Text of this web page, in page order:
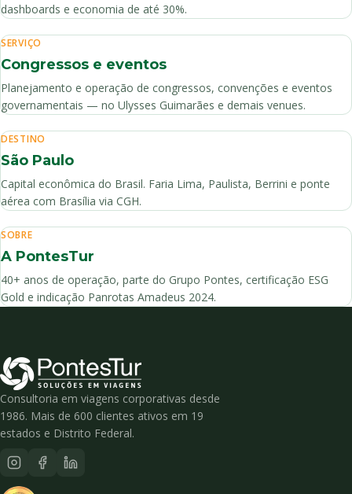
dashboards e economia de até 30%.
SERVIÇO
Congressos e eventos
Planejamento e operação de congressos, convenções e eventos
governamentais — no Ulysses Guimarães e demais venues.
DESTINO
São Paulo
Capital econômica do Brasil. Faria Lima, Paulista, Berrini e ponte
aérea com Brasília via CGH.
SOBRE
A PontesTur
40+ anos de operação, parte do Grupo Pontes, certificação ESG
Gold e indicação Panrotas Amadeus 2024.
Consultoria em viagens corporativas desde
1986. Mais de 600 clientes ativos em 19
estados e Distrito Federal.